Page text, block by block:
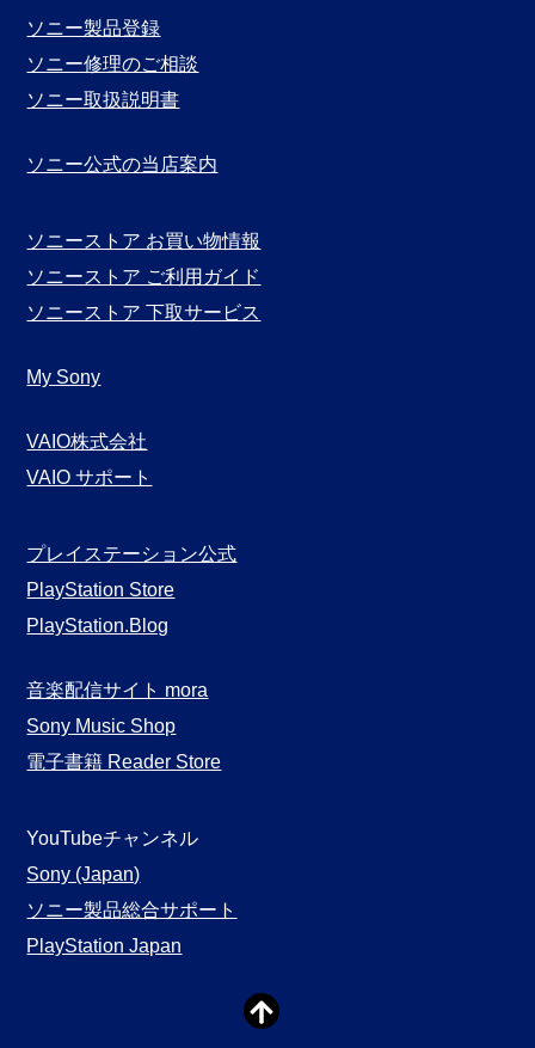
ソニー製品登録
ソニー修理のご相談
ソニー取扱説明書
ソニー公式の当店案内
ソニーストア お買い物情報
ソニーストア ご利用ガイド
ソニーストア 下取サービス
My Sony
VAIO株式会社
VAIO サポート
プレイステーション公式
PlayStation Store
PlayStation.Blog
音楽配信サイト mora
Sony Music Shop
電子書籍 Reader Store
YouTubeチャンネル
Sony (Japan)
ソニー製品総合サポート
PlayStation Japan